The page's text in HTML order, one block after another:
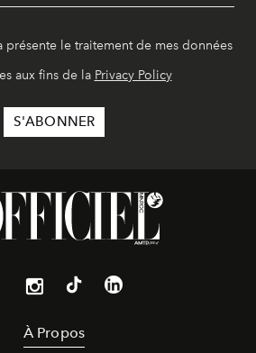
présente le traitement de mes données
aux fins de la Privacy Policy
À Propos